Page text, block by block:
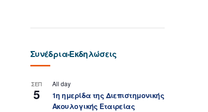
Συνέδρια-Εκδηλώσεις
ΣΕΠ
5
All day
1η ημερίδα της Διεπιστημονικής
Ακουλογικής Εταιρείας